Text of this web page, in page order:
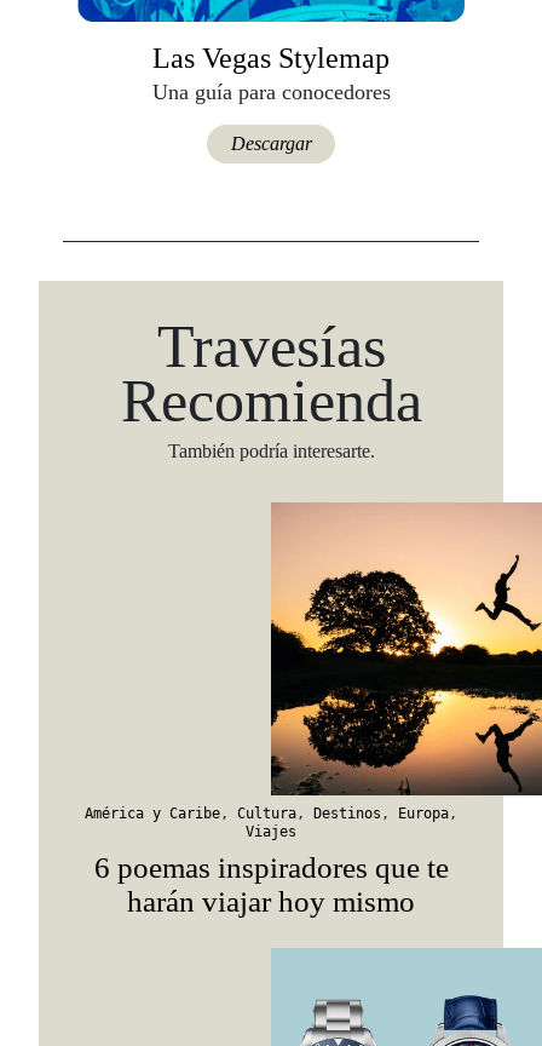
Las Vegas Stylemap
Una guía para conocedores
Descargar
Travesías
Recomienda
También podría interesarte.
América y Caribe, Cultura, Destinos , Europa,
Viajes
6 poemas inspiradores que te
harán viajar hoy mismo
Viaja con Travesías, recibe cada semana